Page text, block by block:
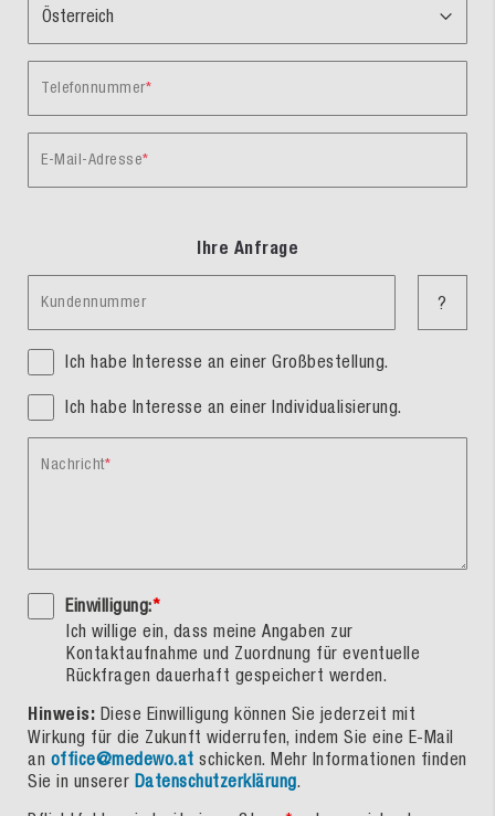
Telefonnummer
E-Mail-Adresse
Ihre Anfrage
Kundennummer ?
Ich habe Interesse an einer Großbestellung.
Ich habe Interesse an einer Individualisierung.
Nachricht
Einwilligung:*
Ich willige ein, dass meine Angaben zur
Kontaktaufnahme und Zuordnung für eventuelle
Rückfragen dauerhaft gespeichert werden.
Hinweis: Diese Einwilligung können Sie jederzeit mit
Wirkung für die Zukunft widerrufen, indem Sie eine E-Mail
an office@medewo.at schicken. Mehr Informationen finden
Sie in unserer Datenschutzerklärung.